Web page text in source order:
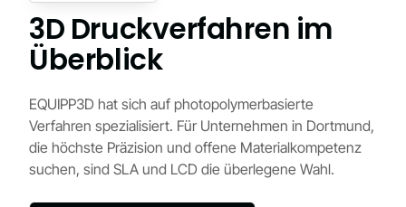
3D Druckverfahren im
Überblick
EQUIPP3D hat sich auf photopolymerbasierte
Verfahren spezialisiert. Für Unternehmen in Dortmund,
die höchste Präzision und offene Materialkompetenz
suchen, sind SLA und LCD die überlegene Wahl.